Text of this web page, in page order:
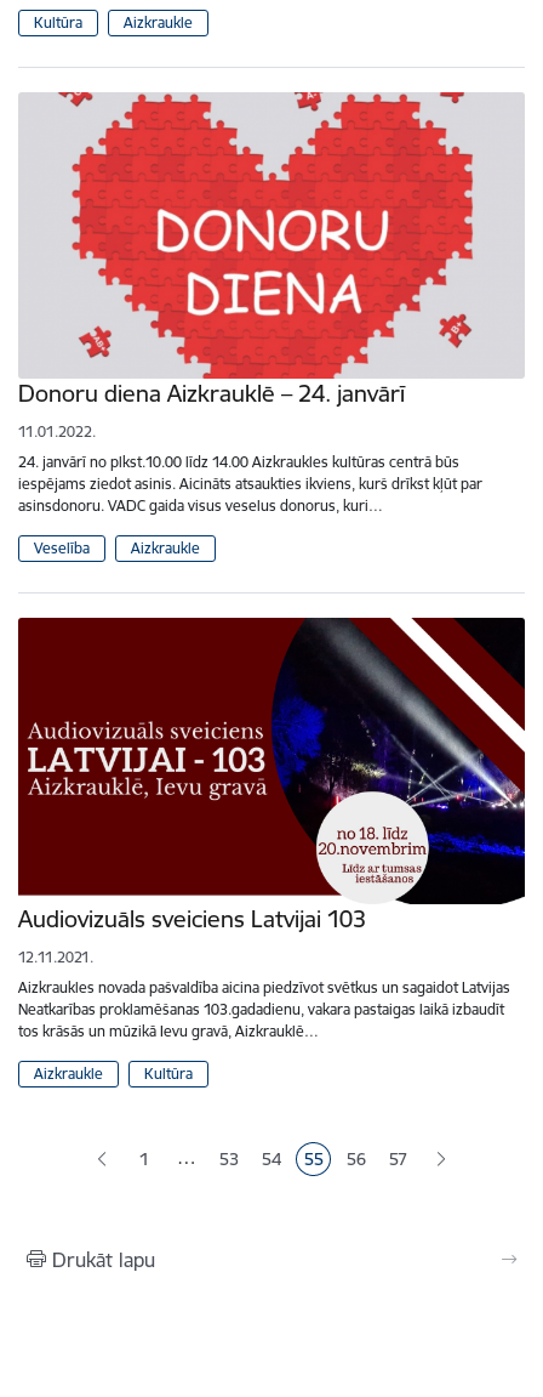
Kultūra Aizkraukle
Donoru diena Aizkrauklē – 24. janvārī
11.01.2022.
24. janvārī no plkst.10.00 līdz 14.00 Aizkraukles kultūras centrā būs
iespējams ziedot asinis. Aicināts atsaukties ikviens, kurš drīkst kļūt par
asinsdonoru. VADC gaida visus veselus donorus, kuri…
Veselība Aizkraukle
Audiovizuāls sveiciens Latvijai 103
12.11.2021.
Aizkraukles novada pašvaldība aicina piedzīvot svētkus un sagaidot Latvijas
Neatkarības proklamēšanas 103.gadadienu, vakara pastaigas laikā izbaudīt
tos krāsās un mūzikā Ievu gravā, Aizkrauklē…
Aizkraukle Kultūra
1 … Lapa
53 Lapa
54 Pašreizējā lapa
55 Lapa
56 Lapa
57
Drukāt lapu